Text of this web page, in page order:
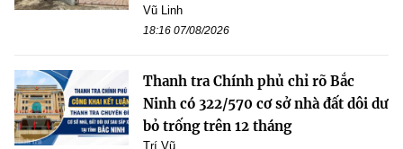
Vũ Linh
18:16 07/08/2026
Thanh tra Chính phủ chỉ rõ Bắc
Ninh có 322/570 cơ sở nhà đất dôi dư
bỏ trống trên 12 tháng
Trí Vũ